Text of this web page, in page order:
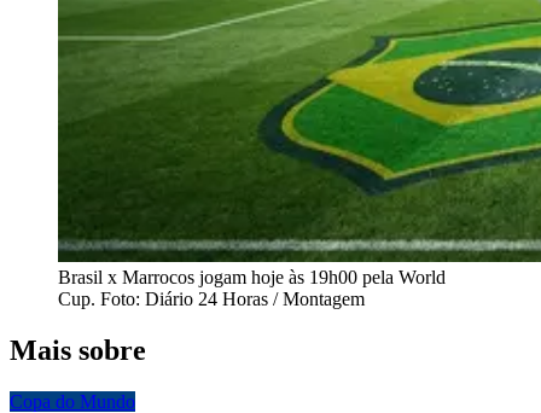
Brasil x Marrocos jogam hoje às 19h00 pela World
Cup. Foto: Diário 24 Horas / Montagem
Mais sobre
Copa do Mundo